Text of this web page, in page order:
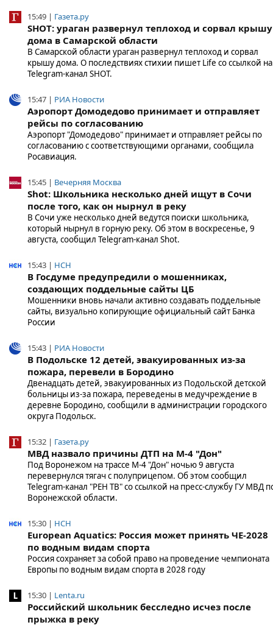
15:49 | Газета.ру
SHOT: ураган развернул теплоход и сорвал крышу
дома в Самарской области
В Самарской области ураган развернул теплоход и сорвал
крышу дома. О последствиях стихии пишет Life со ссылкой на
Telegram-канал SHOT.
15:47 | РИА Новости
Аэропорт Домодедово принимает и отправляет
рейсы по согласованию
Аэропорт "Домодедово" принимает и отправляет рейсы по
согласованию с соответствующими органами, сообщила
Росавиация.
15:45 | Вечерняя Москва
Shot: Школьника несколько дней ищут в Сочи
после того, как он нырнул в реку
В Сочи уже несколько дней ведутся поиски школьника,
который нырнул в горную реку. Об этом в воскресенье, 9
августа, сообщил Telegram-канал Shot.
15:43 | НСН
В Госдуме предупредили о мошенниках,
создающих поддельные сайты ЦБ
Мошенники вновь начали активно создавать поддельные
сайты, визуально копирующие официальный сайт Банка
России
15:43 | РИА Новости
В Подольске 12 детей, эвакуированных из-за
пожара, перевели в Бородино
Двенадцать детей, эвакуированных из Подольской детской
больницы из-за пожара, переведены в медучреждение в
деревне Бородино, сообщили в администрации городского
округа Подольск.
15:32 | Газета.ру
МВД назвало причины ДТП на М-4 "Дон"
Под Воронежом на трассе М-4 "Дон" ночью 9 августа
перевернулся тягач с полуприцепом. Об этом сообщил
Telegram-канал "РЕН ТВ" со ссылкой на пресс-службу ГУ МВД
Воронежской области.
15:30 | НСН
European Aquatics: Россия может принять ЧЕ-2028
по водным видам спорта
Россия сохраняет за собой право на проведение чемпионата
Европы по водным видам спорта в 2028 году
15:30 | Lenta.ru
Российский школьник бесследно исчез после
прыжка в реку